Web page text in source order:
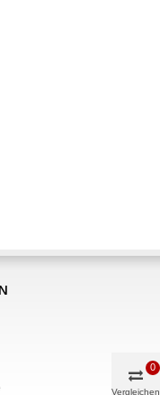
Vergleichen
0